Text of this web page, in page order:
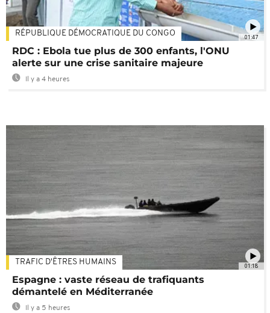
01:47
RÉPUBLIQUE DÉMOCRATIQUE DU CONGO
RDC : Ebola tue plus de 300 enfants, l'ONU
alerte sur une crise sanitaire majeure
Il y a 4 heures
01:18
TRAFIC D'ÊTRES HUMAINS
Espagne : vaste réseau de trafiquants
démantelé en Méditerranée
Il y a 5 heures